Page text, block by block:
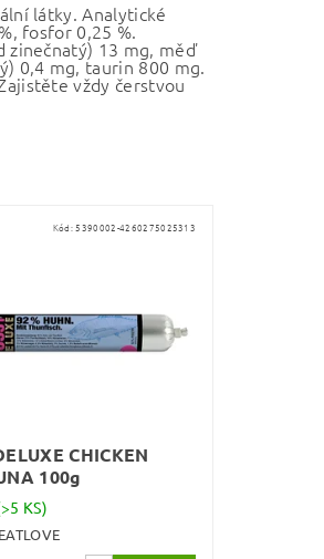
látky. Analytické
fosfor 0,25 %.
zinečnatý) 13 mg, měď
0,4 mg, taurin 800 mg.
vždy čerstvou
Kód:5390002-4260275025313
CHICKEN
100g
KS)